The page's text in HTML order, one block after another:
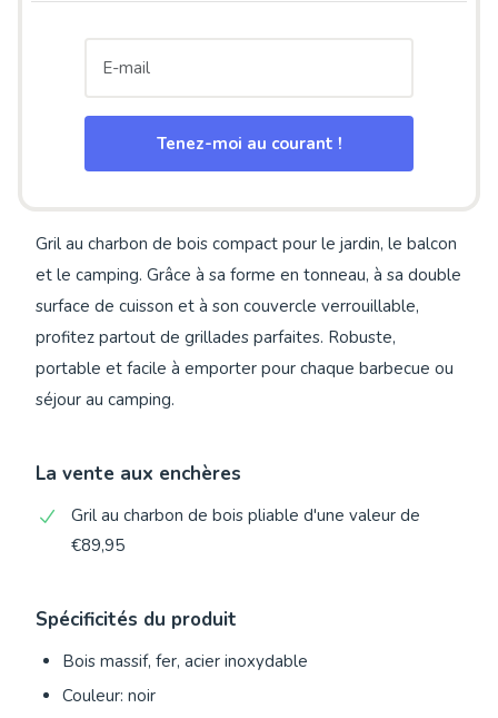
Tenez-moi au courant !
Gril au charbon de bois compact pour le jardin, le balcon
et le camping. Grâce à sa forme en tonneau, à sa double
surface de cuisson et à son couvercle verrouillable,
profitez partout de grillades parfaites. Robuste,
portable et facile à emporter pour chaque barbecue ou
séjour au camping.
La vente aux enchères
Gril au charbon de bois pliable d'une valeur de
€89,95
Spécificités du produit
Bois massif, fer, acier inoxydable
Couleur: noir